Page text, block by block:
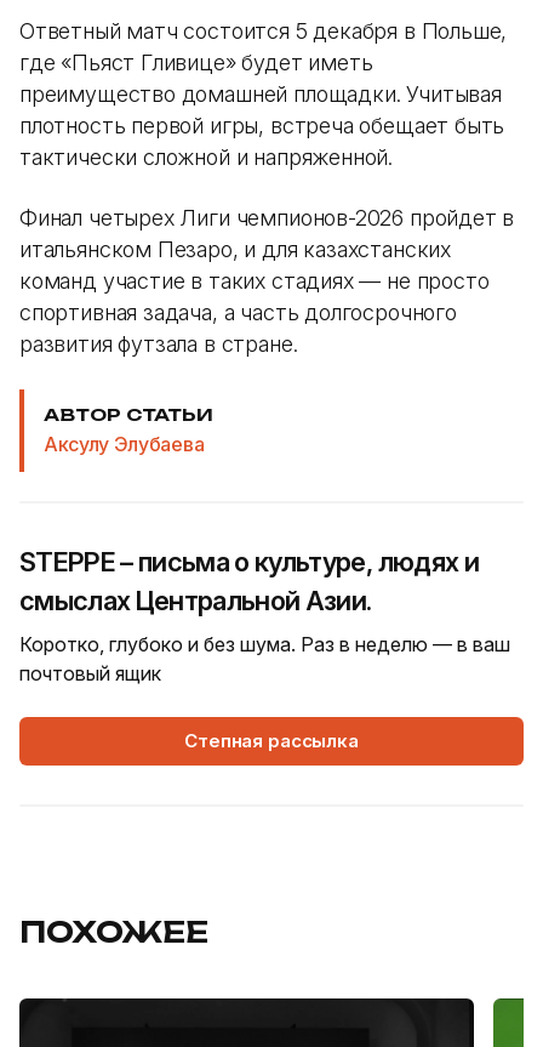
Ответный матч состоится 5 декабря в Польше,
где «Пьяст Гливице» будет иметь
преимущество домашней площадки. Учитывая
плотность первой игры, встреча обещает быть
тактически сложной и напряженной.
Финал четырех Лиги чемпионов-2026 пройдет в
итальянском Пезаро, и для казахстанских
команд участие в таких стадиях — не просто
спортивная задача, а часть долгосрочного
развития футзала в стране.
АВТОР СТАТЬИ
Аксулу Элубаева
STEPPE – письма о культуре, людях и
смыслах Центральной Азии.
Коротко, глубоко и без шума. Раз в неделю — в ваш
почтовый ящик
Степная рассылка
ПОХОЖЕЕ